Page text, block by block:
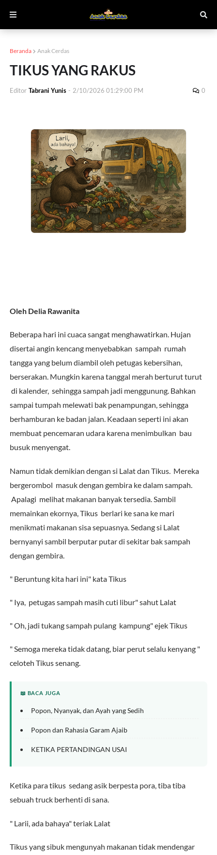
Beranda Anak Cerdas
TIKUS YANG RAKUS
Editor Tabrani Yunis - 2/10/2026 01:29:00 PM 0
Oleh Delia Rawanita
Beberapa hari ini cuaca sangat menghawatirkan. Hujan
disertai angin kencang menyebabkan sampah rumah
tangga yang belum diambil oleh petugas kebersihan,
berserakan. Mungkin karena tanggal merah berturut turut
di kalender, sehingga sampah jadi menggunung. Bahkan
sampai tumpah melewati bak penampungan, sehingga
berhamburan ke badan jalan. Keadaan seperti ini akan
membuat pencemaran udara karena menimbulkan bau
busuk menyengat.
Namun tidak demikian dengan si Lalat dan Tikus. Mereka
bergerombol masuk dengan gembira ke dalam sampah.
Apalagi melihat makanan banyak tersedia. Sambil
memainkan ekornya, Tikus berlari ke sana ke mari
menikmati makanan sisa sepuasnya. Sedang si Lalat
bernyanyi sambil berputar putar di sekitar bak sampah
dengan gembira.
" Beruntung kita hari ini" kata Tikus
" Iya, petugas sampah masih cuti libur" sahut Lalat
" Oh, jadi tukang sampah pulang kampung" ejek Tikus
" Semoga mereka tidak datang, biar perut selalu kenyang "
celoteh Tikus senang.
📖 BACA JUGA
Popon, Nyanyak, dan Ayah yang Sedih
Popon dan Rahasia Garam Ajaib
KETIKA PERTANDINGAN USAI
Ketika para tikus sedang asik berpesta pora, tiba tiba
sebuah truck berhenti di sana.
" Larii, ada bahaya" teriak Lalat
Tikus yang sibuk mengunyah makanan tidak mendengar